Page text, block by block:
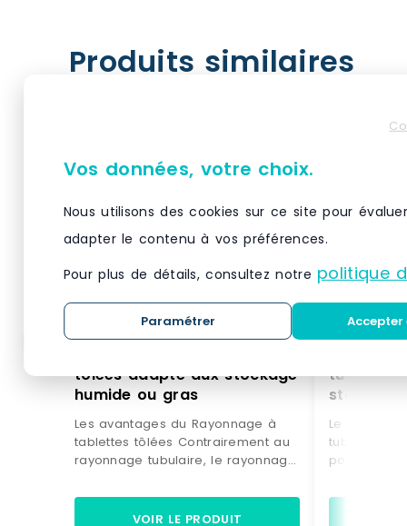
Produits similaires
tôlées adapté aux stockage
humide ou gras
Les avantages du Rayonnage à
tablettes tôlées Contrairement au
rayonnage tubulaire, le rayonnage
aux stockage humide ou gras. De
plus, il est plus simple à modifier
VOIR LE PRODUIT
tubulaires conçu
stockage
peu
Le
tubulaires
pour le
cartons
Vos données, votre choix.
Nous utilisons des cookies sur ce site pour
adapter le contenu à vos préférences.
Pour plus de détails, consultez notre politique
Paramétrer